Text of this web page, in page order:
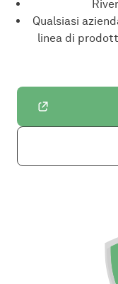
Qualsiasi
linea di